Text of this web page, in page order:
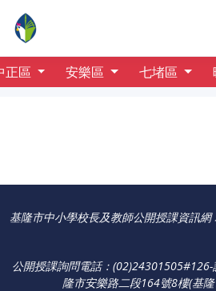
行事曆中山國小
正區 安樂區 七堵區
基隆市中小學校長及教師公開授課資訊網
公開授課詢問電話：
隆市安樂路二段164號8樓(基